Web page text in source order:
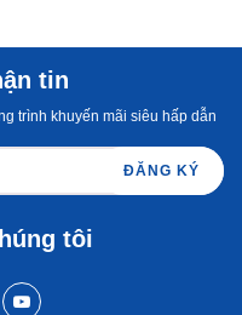
tin
trình khuyến mãi siêu hấp dẫn
ĐĂNG KÝ
tôi